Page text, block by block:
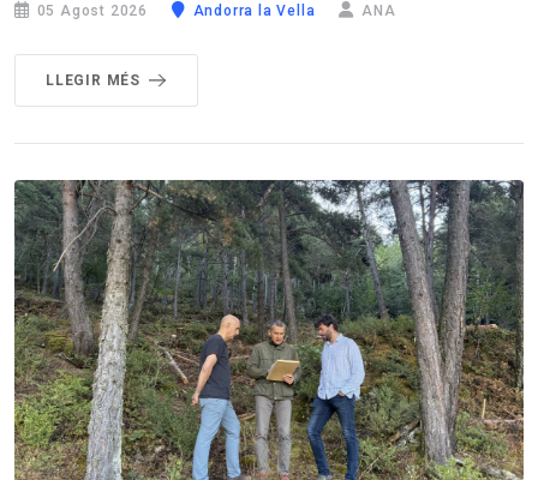
05 Agost 2026 Andorra la Vella ANA
LLEGIR MÉS